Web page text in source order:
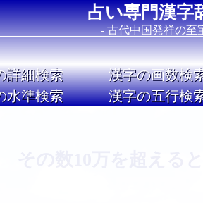
占い専門漢字
- 古代中国発祥の至
詳細検索 漢字の画数検
水準検索
漢字の五行検